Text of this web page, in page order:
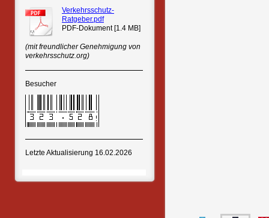
Verkehrsschutz-
Ratgeber.pdf
PDF-Dokument [1.4 MB]
(mit freundlicher Genehmigung von
verkehrsschutz.org)
Besucher
Letzte Aktualisierung 16.02.2026